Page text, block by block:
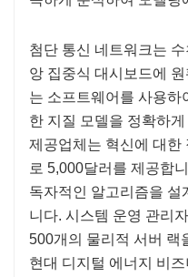
첨단 통신 네트워크는
앙 집중식 대시보드에
는 소프트웨어를 사용하
한 지질 모델을 정확하
제공업체는 혁신에 대한
로 5,000달러를 제공합
독자적인 알고리즘을 설
니다. 시스템 운영 관리
500개의 물리적 서버 랙
현대 디지털 에너지 비